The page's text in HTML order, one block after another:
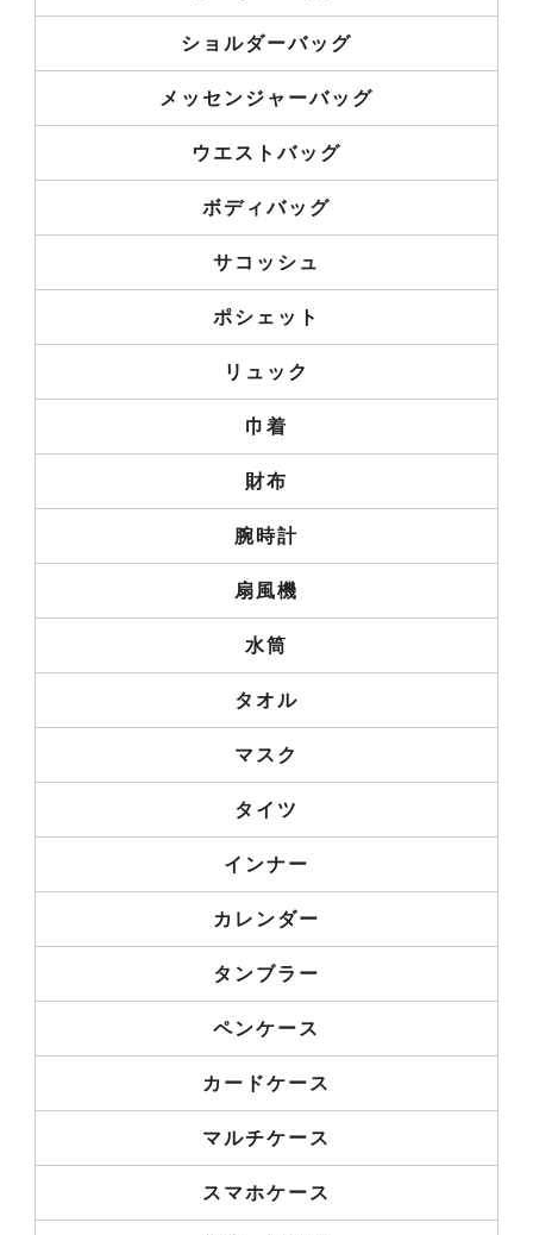
ショルダーバッグ
メッセンジャーバッグ
ウエストバッグ
ボディバッグ
サコッシュ
ポシェット
リュック
巾着
財布
腕時計
扇風機
水筒
タオル
マスク
タイツ
インナー
カレンダー
タンブラー
ペンケース
カードケース
マルチケース
スマホケース